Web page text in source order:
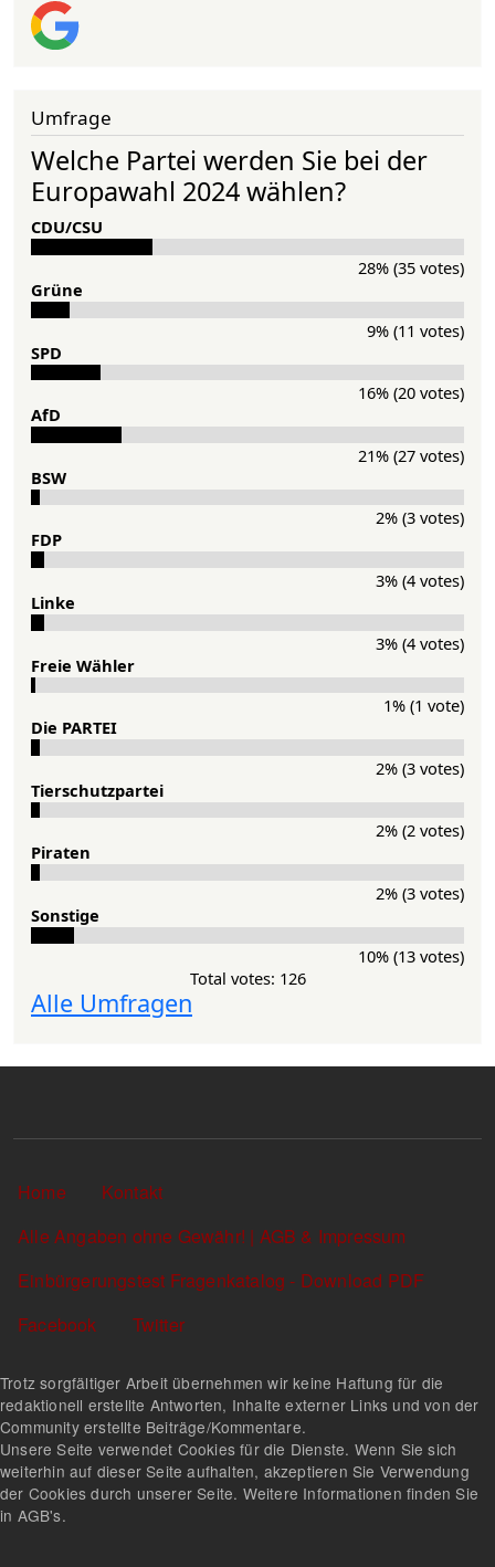
Umfrage
Welche Partei werden Sie bei der
Europawahl 2024 wählen?
CDU/CSU
28% (35 votes)
Grü­ne
9% (11 votes)
SPD
16% (20 votes)
AfD
21% (27 votes)
BSW
2% (3 votes)
FDP
3% (4 votes)
Lin­ke
3% (4 votes)
Freie Wähler
1% (1 vote)
Die PAR­TEI
2% (3 votes)
Tier­schutz­partei
2% (2 votes)
Pi­ra­ten
2% (3 votes)
Sons­ti­ge
10% (13 votes)
Total votes: 126
Alle Umfragen
Sekundärlinks
Home
Kontakt
Alle Angaben ohne Gewähr! | AGB & Impressum
Einbürgerungstest Fragenkatalog - Download PDF
Facebook
Twitter
Trotz sorgfältiger Arbeit übernehmen wir keine Haftung für die
redaktionell erstellte Antworten, Inhalte externer Links und von der
Community erstellte Beiträge/Kommentare.
Unsere Seite verwendet Cookies für die Dienste. Wenn Sie sich
weiterhin auf dieser Seite aufhalten, akzeptieren Sie Verwendung
der Cookies durch unserer Seite. Weitere Informationen finden Sie
in AGB's.